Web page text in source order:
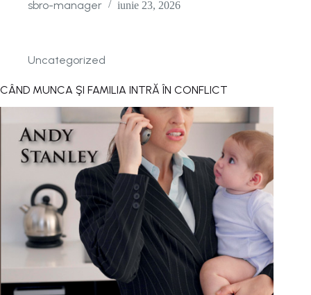
sbro-manager iunie 23, 2026
Uncategorized
CÂND MUNCA ŞI FAMILIA INTRĂ ÎN CONFLICT